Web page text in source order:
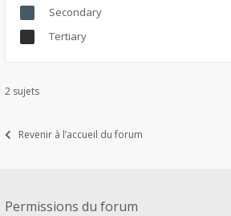
Secondary
Tertiary
2 sujets
Revenir à l’accueil du forum
Permissions du forum